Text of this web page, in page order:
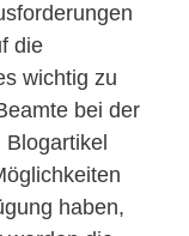
die
wichtig zu
bei der
haben,